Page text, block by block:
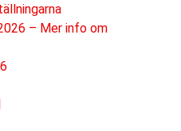
– Mer info om